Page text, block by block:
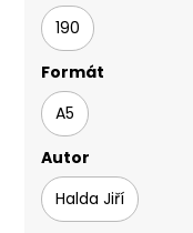
190
Formát
A5
Autor
Halda Jiří